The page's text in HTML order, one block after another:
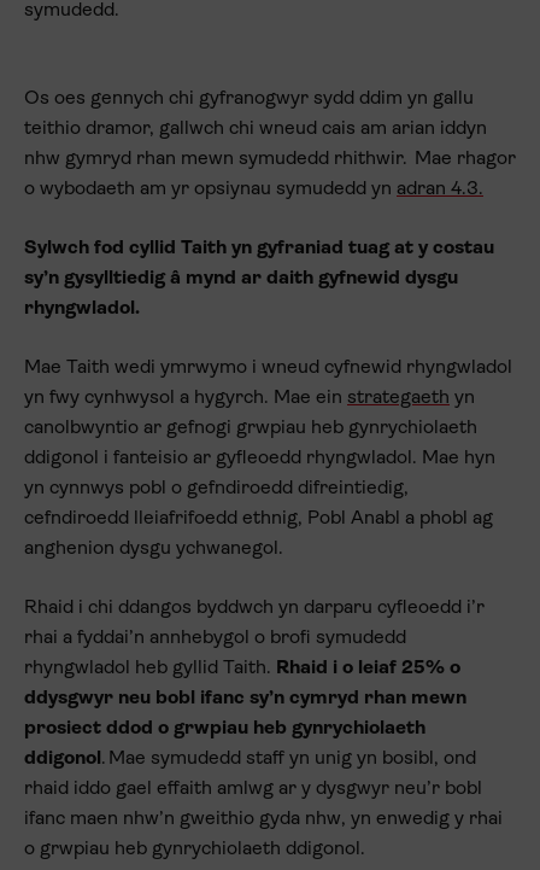
symudedd.
Os oes gennych chi gyfranogwyr sydd ddim yn gallu
teithio dramor, gallwch chi wneud cais am arian iddyn
nhw gymryd rhan mewn symudedd rhithwir. Mae rhagor
o wybodaeth am yr opsiynau symudedd yn adran 4.3.
Sylwch fod cyllid Taith yn gyfraniad tuag at y costau
sy’n gysylltiedig â mynd ar daith gyfnewid dysgu
rhyngwladol.
Mae Taith wedi ymrwymo i wneud cyfnewid rhyngwladol
yn fwy cynhwysol a hygyrch. Mae ein strategaeth yn
canolbwyntio ar gefnogi grwpiau heb gynrychiolaeth
ddigonol i fanteisio ar gyfleoedd rhyngwladol. Mae hyn
yn cynnwys pobl o gefndiroedd difreintiedig,
cefndiroedd lleiafrifoedd ethnig, Pobl Anabl a phobl ag
anghenion dysgu ychwanegol.
Rhaid i chi ddangos byddwch yn darparu cyfleoedd i’r
rhai a fyddai’n annhebygol o brofi symudedd
rhyngwladol heb gyllid Taith. Rhaid i o leiaf 25% o
ddysgwyr neu bobl ifanc sy’n cymryd rhan mewn
prosiect ddod o grwpiau heb gynrychiolaeth
ddigonol . Mae symudedd staff yn unig yn bosibl, ond
rhaid iddo gael effaith amlwg ar y dysgwyr neu’r bobl
ifanc maen nhw’n gweithio gyda nhw, yn enwedig y rhai
o grwpiau heb gynrychiolaeth ddigonol.